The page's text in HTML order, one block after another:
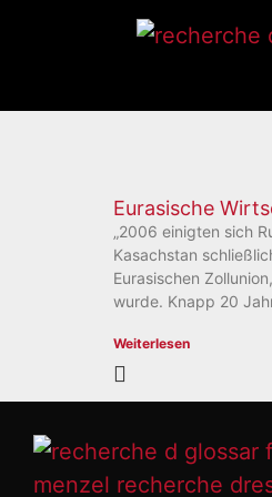
Eurasische
„2006 einigten sich
Kasachstan
Eurasischen
wurde. Knapp 20
Weiterlesen